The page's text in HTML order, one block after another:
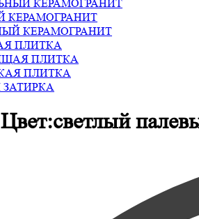
КЕРАМОГРАНИТ
КЕРАМОГРАНИТ
КЕРАМОГРАНИТ
ПЛИТКА
ПЛИТКА
ПЛИТКА